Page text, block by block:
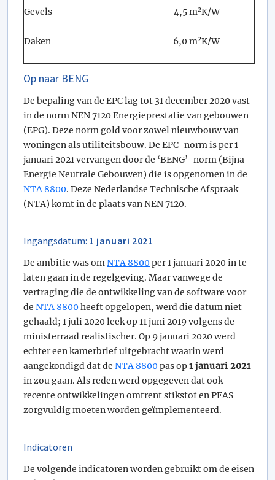
Gevels 4,5 m2K/W
Daken 6,0 m2K/W
Op naar BENG
De bepaling van de EPC lag tot 31 december 2020 vast
in de norm NEN 7120 Energieprestatie van gebouwen
(EPG). Deze norm gold voor zowel nieuwbouw van
woningen als utiliteitsbouw. De EPC-norm is per 1
januari 2021 vervangen door de ‘BENG’-norm (Bijna
Energie Neutrale Gebouwen) die is opgenomen in de
NTA 8800. Deze Nederlandse Technische Afspraak
(NTA) komt in de plaats van NEN 7120.
Ingangsdatum: 1 januari 2021
De ambitie was omNTA 8800per 1 januari 2020 in te
laten gaan in de regelgeving. Maar vanwege de
vertraging die de ontwikkeling van de software voor
de NTA 8800heeft opgelopen, werd die datum niet
gehaald; 1 juli 2020 leek op 11 juni 2019 volgens de
ministerraad realistischer. Op 9 januari 2020 werd
echter een kamerbrief uitgebracht waarin werd
aangekondigd dat de NTA 8800pas op1 januari 2021
in zou gaan. Als reden werd opgegeven dat ook
recente ontwikkelingen omtrent stikstof en PFAS
zorgvuldig moeten worden geïmplementeerd.
Indicatoren
De volgende indicatoren worden gebruikt om de eisen